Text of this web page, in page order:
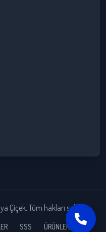
Çiçek. Tüm hakları saklıdır.
SSS ÜRÜNLERİMİZ